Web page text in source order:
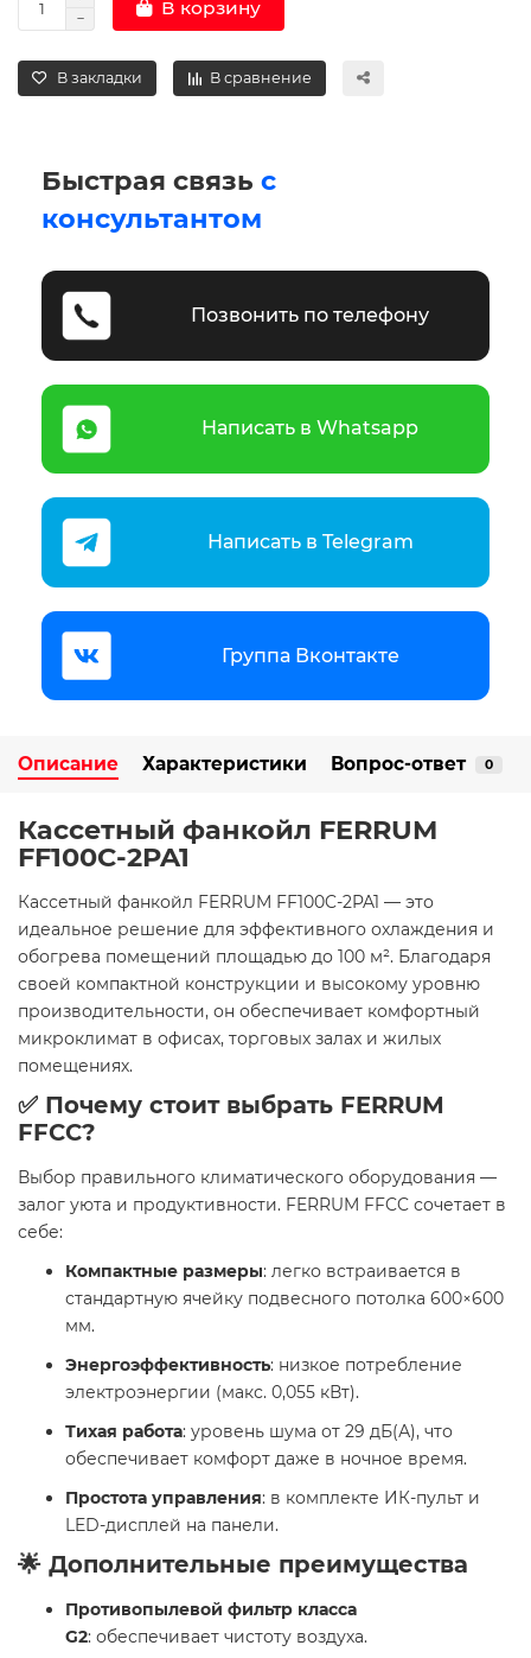
В корзину
В закладки В сравнение
Быстрая связь с
консультантом
Позвонить по телефону
Написать в Whatsapp
Написать в Telegram
Группа Вконтакте
Описание Характеристики Вопрос-ответ 0
Кассетный фанкойл FERRUM
FF100C-2PA1
Кассетный фанкойл FERRUM FF100C-2PA1 — это
идеальное решение для эффективного охлаждения и
обогрева помещений площадью до 100 м². Благодаря
своей компактной конструкции и высокому уровню
производительности, он обеспечивает комфортный
микроклимат в офисах, торговых залах и жилых
помещениях.
✅ Почему стоит выбрать FERRUM
FFCC?
Выбор правильного климатического оборудования —
залог уюта и продуктивности. FERRUM FFCC сочетает в
себе:
Компактные размеры: легко встраивается в
стандартную ячейку подвесного потолка 600×600
мм.
Энергоэффективность: низкое потребление
электроэнергии (макс. 0,055 кВт).
Тихая работа: уровень шума от 29 дБ(А), что
обеспечивает комфорт даже в ночное время.
Простота управления: в комплекте ИК-пульт и
LED-дисплей на панели.
🌟 Дополнительные преимущества
Противопылевой фильтр класса
G2: обеспечивает чистоту воздуха.